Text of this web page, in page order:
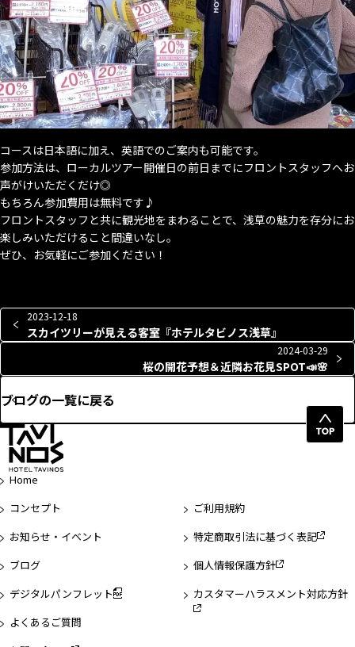
コースは日本語に加え、英語でのご案内も可能です。
参加方法は、ローカルツアー開催日の前日までにフロントスタッフへお
声がけいただくだけ◎
もちろん参加費用は無料です♪
フロントスタッフと共に観光地をまわることで、浅草の魅力を存分にお
楽しみいただけること間違いなし。
ぜひ、お気軽にご参加ください！
2023-12-18
スカイツリーが見える客室『ホテルタビノス浅草』
2024-03-29
桜の開花予想＆近隣お花見SPOT📣🌸
ブログの一覧に戻る
ペ
Home
コンセプト
お知らせ・イベント
ブログ
デジタルパンフレット
よくあるご質問
ご利用規約
特定商取引法に基づく表記
個人情報保護方針
カスタマーハラスメント対応方針